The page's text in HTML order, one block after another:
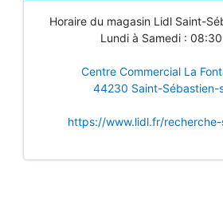
Horaire du magasin Lidl Saint-
Lundi à Samedi :
Centre Commercial La
44230 Saint-Sébastien-
https://www.lidl.fr/